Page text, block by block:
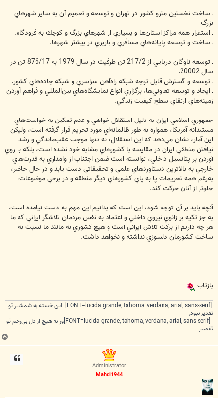
‏ـ ساخت نخستين مترو كشور در تهران و توسعه و تعميم آن به ساير شهرهاي
بزرگ. ‏
ـ استقرار همه مراكز استان‌ها و بسياري از شهرهاي بزرگ و كوچك به فرودگاه.
ـ ساخت و توسعه پايانه‌هاي مسافري و باربري در بيشتر شهرها.
ـ توسعه ناوگان دريايي از 217/2 تن ظرفيت در سال 1979 به 876/17 تن در
سال 20002‏.
ـ توسعه و گسترش قابل توجه شبكه راه‌آهن سراسري و شبكه جاده‌هاي كشور.
ـ ايجاد و توسعه تعاوني‌ها، برگزاري انواع نمايشگاه‌هاي بين‌المللي و فراهم آوردن
زمينه‌هاي ارتقاي سطح كيفيت ‏زندگي.
جمهوري اسلامي ايران به دليل استقلال خواهي و عدم تمكين به خواست‌هاي
مستبدانه آمريكا، همواره به طور ظالمانه‌‏اي مورد تحريم قرار گرفته است، وليكن
اين آمار، نشان مي‌دهد كه اين استقلال، نه تنها موجب عقب‌ماندگي و ‏رشد
نيافتن منطقي ايران در مقايسه با کشورهاي مشابه خود نشده است، بلكه با روي
آوردن بر پتانسيل داخلي، توانسته است ‏ضمن اجتناب از وامداري به قدرت‌هاي
خارجي به بالاترين دستاوردهاي علمي و تحقيقاتي دست يابد و در حال حاضر،
به‌رغم همه تحريمات پا به پاي کشورهاي ديگر منطقه و در برخي موضوعات،
جلوتر از آنان حرکت كند. ‏
آنچه بايد بر آن توجه شود، اين است که بدانيم اين مهم به دست نيامده است،
به جز تکيه بر زانوي نيروي ‏داخلي و اعتماد به نفس مردمان تلاشگر ايراني که ما
هر چه داريم از برکت تلاش ايراني است و هيچ کشوري به مانند ‏ما نسبت به
ساخت کشورمان دلسوزي نداشته و نخواهد داشت‏.
بازتاب
[FONT=lucida grande, tahoma, verdana, arial, sans-serif] این خسته به شمشیر تو
تقدیر نبود,
[FONT=lucida grande, tahoma, verdana, arial, sans-serif]ور نه هیچ از دل بی‌رحم تو
تقصیر
Administrator
Mahdi1944